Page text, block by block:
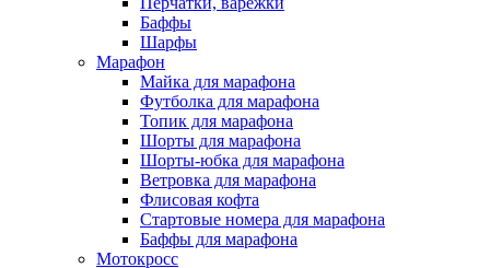
Баффы
Шарфы
Марафон
Майка для марафона
Футболка для марафона
Топик для марафона
Шорты для марафона
Шорты-юбка для марафона
Ветровка для марафона
Флисовая кофта
Стартовые номера для марафона
Баффы для марафона
Мотокросс